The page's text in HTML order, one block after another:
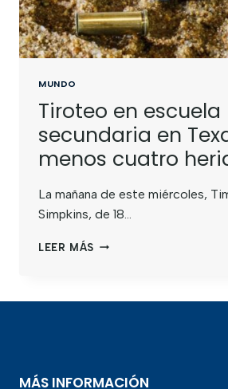
MUNDO
Tiroteo en escuela
secundaria en
menos cuatro
La mañana de este miércoles,
Simpkins, de 18…
LEER MÁS
MÁS INFORMACIÓN